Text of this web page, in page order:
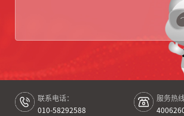
联系电话：
010-58292588
服务热线